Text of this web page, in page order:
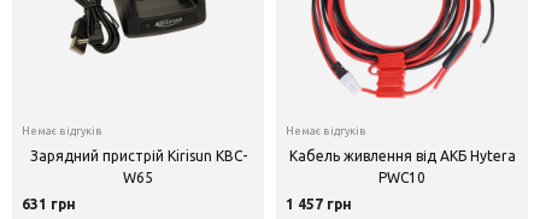
Зарядний пристрій Kirisun KBC-
W65
Немає відгуків
631 грн
Кабель живлення від АКБ Hytera
PWC10
Немає відгуків
1 457 грн